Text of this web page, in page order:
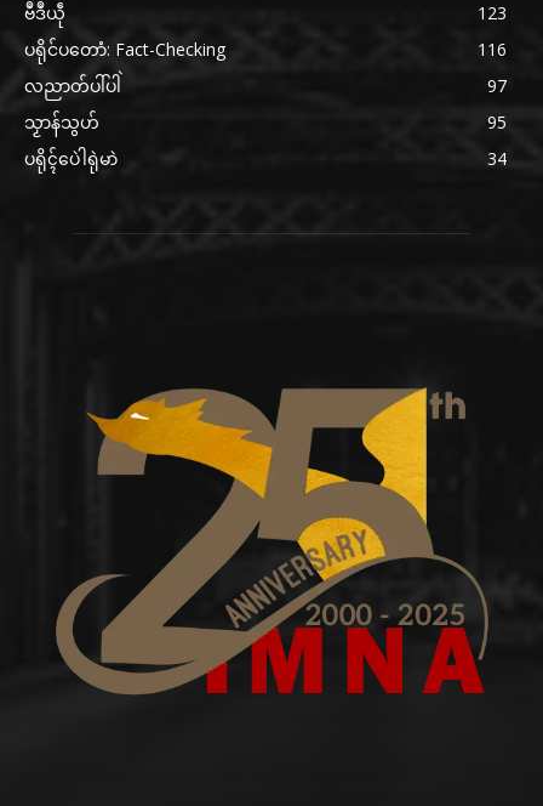
ဗဳဒဳယဵု
123
ပရိုင်ပတောံ: Fact-Checking
116
လညာတ်ပါ်ပါဲ
97
သၟာန်သွဟ်
95
ပရိုၚ်ပေဲါရုဲမာဲ
34